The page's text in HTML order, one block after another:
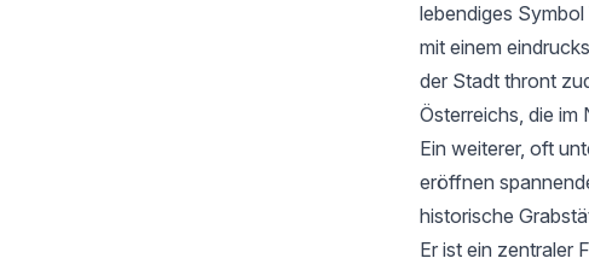
lebendiges
mit einem
der Stadt thront
Österreichs, die im
Ein weiterer, oft
eröffnen
historische
Er ist ein zentraler